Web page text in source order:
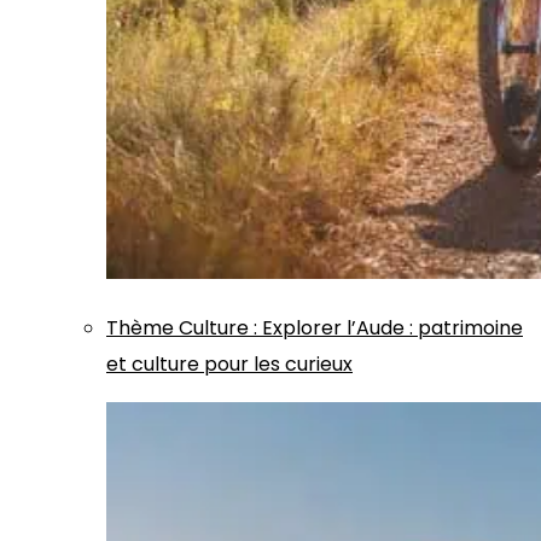
ThèmeCulture: Explorer l’Aude : patrimoine
et culture pour les curieux